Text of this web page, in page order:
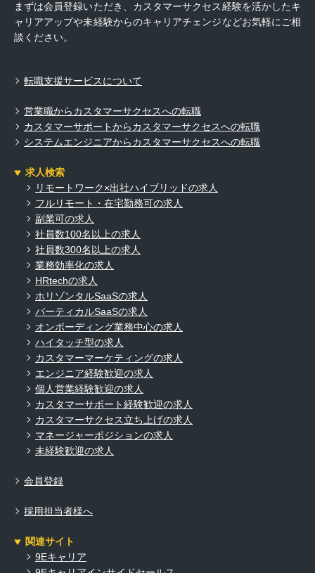
まずは会員登録いただき、カスタマーサクセス経験を活かしたキ
ャリアアップや未経験からのキャリアチェンジなどお気軽にご相
談ください。
転職支援サービスについて
営業職からカスタマーサクセスへの転職
カスタマーサポートからカスタマーサクセスへの転職
システムエンジニアからカスタマーサクセスへの転職
求人検索
リモートワーク×出社ハイブリッドの求人
フルリモート・在宅勤務可の求人
副業可の求人
社員数100名以上の求人
社員数300名以上の求人
業務効率化の求人
HRtechの求人
ホリゾンタルSaaSの求人
バーティカルSaaSの求人
オンボーディング業務中心の求人
ハイタッチ型の求人
カスタマーマーケティングの求人
エンジニア経験歓迎の求人
個人営業経験歓迎の求人
カスタマーサポート経験歓迎の求人
カスタマーサクセス立ち上げの求人
マネージャーポジションの求人
未経験歓迎の求人
会員登録
採用担当者様へ
関連サイト
9Eキャリア